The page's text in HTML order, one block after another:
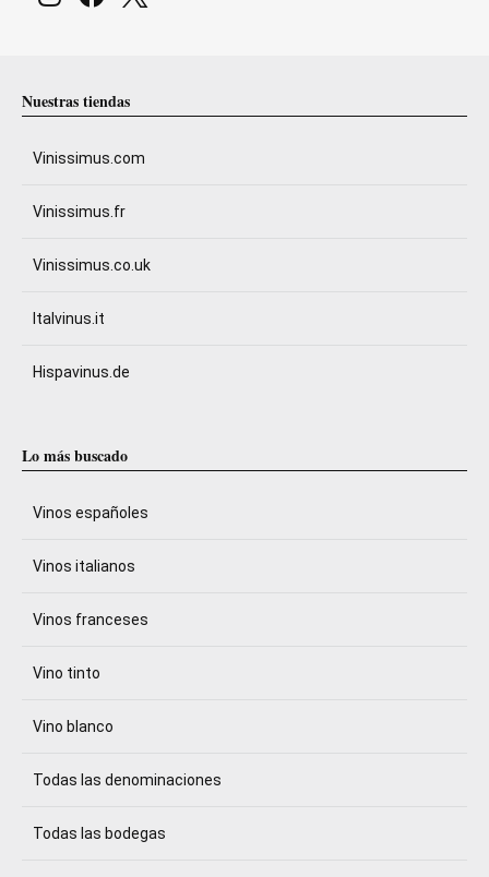
Nuestras tiendas
Vinissimus.com
Vinissimus.fr
Vinissimus.co.uk
Italvinus.it
Hispavinus.de
Lo más buscado
Vinos españoles
Vinos italianos
Vinos franceses
Vino tinto
Vino blanco
Todas las denominaciones
Todas las bodegas